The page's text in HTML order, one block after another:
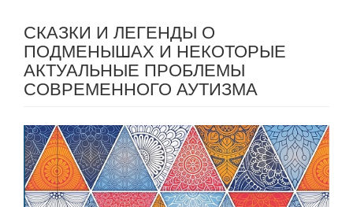
СКАЗКИ И ЛЕГЕНДЫ О
ПОДМЕНЫШАХ И НЕКОТОРЫЕ
АКТУАЛЬНЫЕ ПРОБЛЕМЫ
СОВРЕМЕННОГО АУТИЗМА
Статья
боковой
панели